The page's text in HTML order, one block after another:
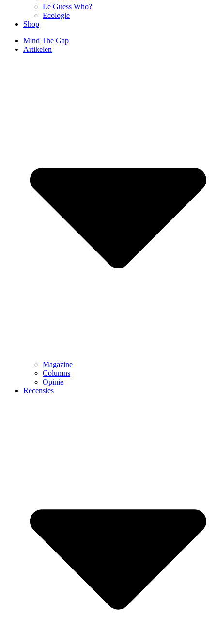
Le Guess Who?
Ecologie
Shop
Mind The Gap
Artikelen
Magazine
Columns
Opinie
Recensies